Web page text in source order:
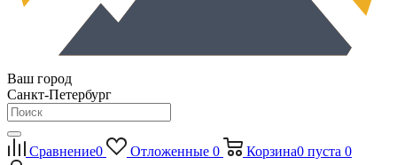
Ваш город
Санкт-Петербург
Сравнение0 Отложенные 0 Корзина0 пуста 0